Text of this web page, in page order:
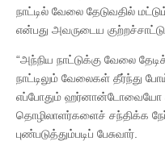
நாட்டில் வேலை தேடுவதில்
என்பது அவருடைய குற்றச்சாட்டு.
“அந்நிய நாட்டுக்கு வேலை
நாட்டிலும் வேலைகள் தீர்ந்து
எப்போதும் ஹர்னான்டோவையோ
தொழிலாளர்களைச் சந்திக்க
புண்படுத்தும்படிப் பேசுவார்.